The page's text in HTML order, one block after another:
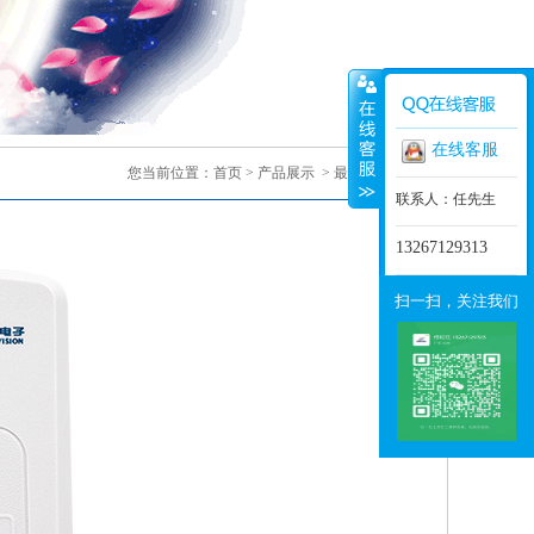
您当前位置： 首页 > 产品展示 > 最新推荐 > 正文
在线客服
联系人：任先生
13267129313
扫一扫，关注我们